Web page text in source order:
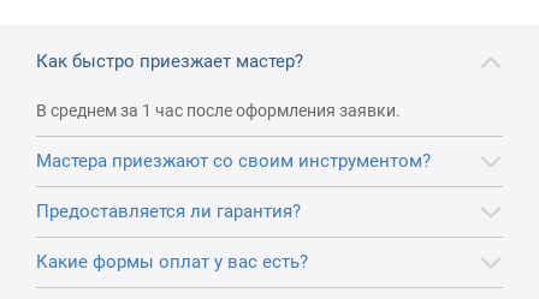
Как быстро приезжает мастер?
В среднем за 1 час после оформления заявки.
Мастера приезжают со своим инструментом?
Предоставляется ли гарантия?
Какие формы оплат у вас есть?